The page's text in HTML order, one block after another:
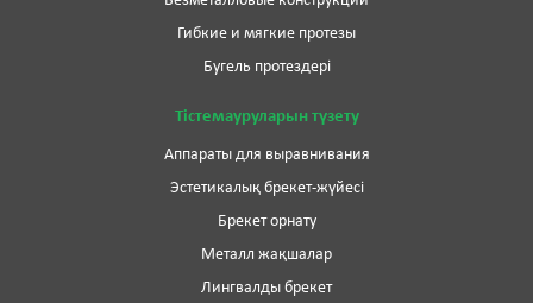
Гибкие и мягкие протезы
Бугель протездері
Тістемауруларын түзету
Аппараты для выравнивания
Эстетикалық брекет-жүйесі
Брекет орнату
Металл жақшалар
Лингвалды брекет